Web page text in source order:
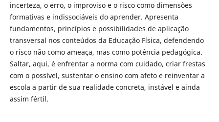
incerteza, o erro, o improviso e o risco como dimensões
formativas e indissociáveis do aprender. Apresenta
fundamentos, princípios e possibilidades de aplicação
transversal nos conteúdos da Educação Física, defendendo
o risco não como ameaça, mas como potência pedagógica.
Saltar, aqui, é enfrentar a norma com cuidado, criar frestas
com o possível, sustentar o ensino com afeto e reinventar a
escola a partir de sua realidade concreta, instável e ainda
assim fértil.